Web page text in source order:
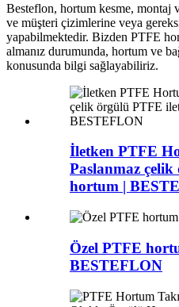
Besteflon, hortum kesme, montaj
ve müşteri çizimlerine veya
yapabilmektedir. Bizden PTFE
almanız durumunda, hortum ve
konusunda bilgi sağlayabiliriz.
İletken PTFE
Paslanmaz
hortum |
Özel PTFE
BESTEFLON